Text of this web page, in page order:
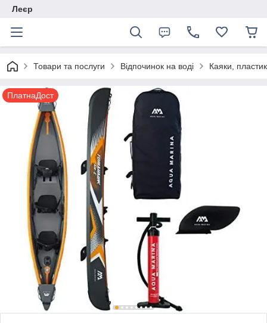
Леєр
Товари та послуги Відпочинок на воді Каяки,
ПлатнаДост